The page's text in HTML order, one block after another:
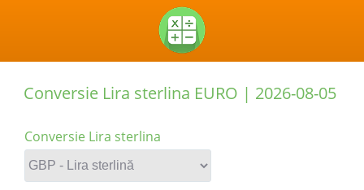
Conversie Lira sterlina EURO | 2026-08-05
Conversie Lira sterlina